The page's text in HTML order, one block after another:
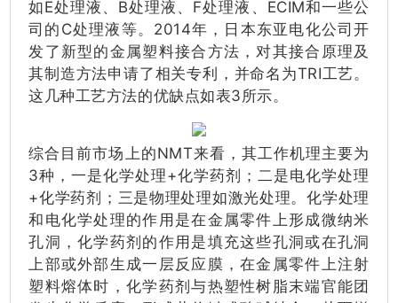
如E处理液、B处理液、F处理液、ECIM和一些公
司的C处理液等。2014年，日本东亚电化公司开
发了新型的金属塑料接合方法，对其接合原理及
其制造方法申请了相关专利，并命名为TRI工艺。
这几种工艺方法的优缺点如表3所示。
综合目前市场上的NMT来看，其工作机理主要为
3种，一是化学处理+化学药剂；二是电化学处理
+化学药剂；三是物理处理如激光处理。化学处理
和电化学处理的作用是在金属零件上形成微纳米
孔洞，化学药剂的作用是填充这些孔洞或在孔洞
上部或外部生成一层反应膜，在金属零件上注射
塑料熔体时，化学药剂与热塑性树脂末端官能团